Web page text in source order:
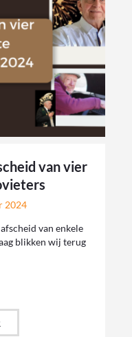
van vier
2024
van enkele
blikken wij terug